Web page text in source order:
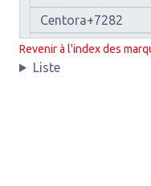
Revenir à l'index des
Liste